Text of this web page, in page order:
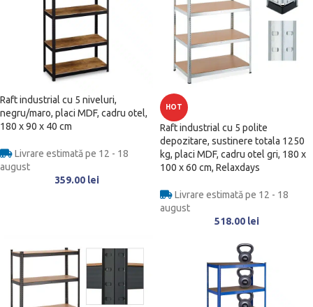
Raft industrial cu 5 niveluri,
negru/maro, placi MDF, cadru otel,
180 x 90 x 40 cm
Livrare estimată pe 12 - 18
august
359.00 lei
HOT
Raft industrial cu 5 polite
depozitare, sustinere totala 1250
kg, placi MDF, cadru otel gri, 180 x
100 x 60 cm, Relaxdays
Livrare estimată pe 12 - 18
august
518.00 lei